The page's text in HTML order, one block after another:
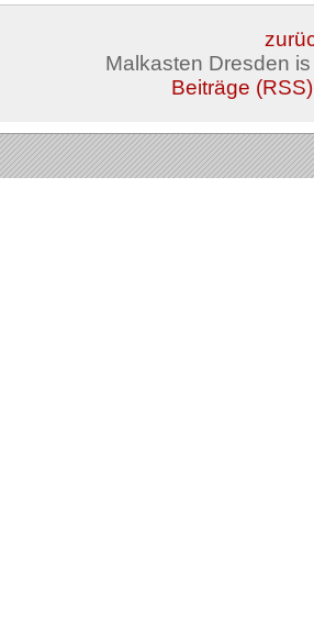
Malkasten Dresden
Beiträge (RSS)